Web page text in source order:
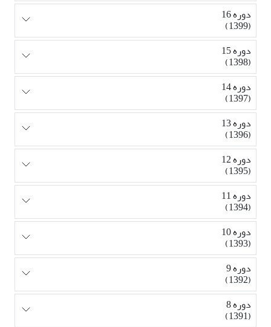
دوره 16
(1399)
دوره 15
(1398)
دوره 14
(1397)
دوره 13
(1396)
دوره 12
(1395)
دوره 11
(1394)
دوره 10
(1393)
دوره 9
(1392)
دوره 8
(1391)